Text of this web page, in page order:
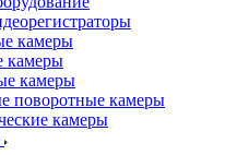
камеры
камеры
камеры
поворотные камеры
камеры